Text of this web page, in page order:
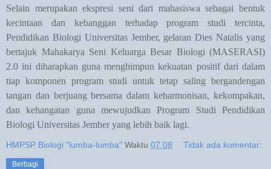
Selain merupakan ekspresi seni dari mahasiswa sebagai bentuk
kecintaan dan kebanggan terhadap program studi tercinta,
Pendidikan Biologi Universitas Jember, gelaran Dies Natalis yang
bertajuk Mahakarya Seni Keluarga Besar Biologi (MASERASI)
2.0 ini diharapkan guna menghimpun kekuatan positif dari dalam
tiap komponen program studi untuk tetap saling bergandengan
tangan dan berjuang bersama dalam keharmonisan, kekompakan,
dan kehangatan guna mewujudkan Program Studi Pendidikan
Biologi Universitas Jember yang lebih baik lagi.
HMPSP Biologi "lumba-lumba" Waktu 07.08 Tidak ada komentar:
Berbagi